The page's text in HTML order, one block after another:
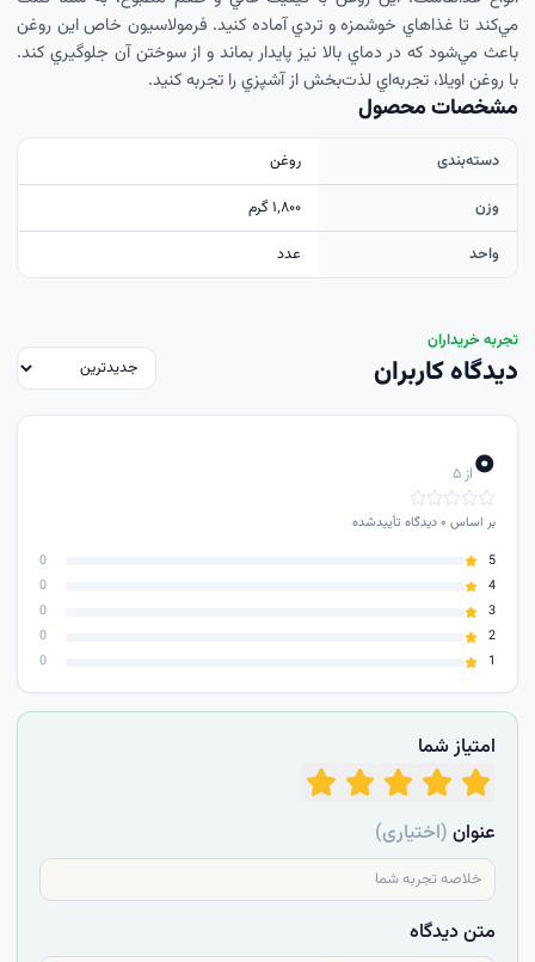
مي‌کند تا غذاهاي خوشمزه و تردي آماده کنيد. فرمولاسيون خاص اين روغن
باعث مي‌شود که در دماي بالا نيز پايدار بماند و از سوختن آن جلوگيري کند.
با روغن اويلا، تجربه‌اي لذت‌بخش از آشپزي را تجربه کنيد.
مشخصات محصول
دسته‌بندی
روغن
وزن
۱٬۸۰۰ گرم
واحد
عدد
تجربه خریداران
دیدگاه کاربران
۰از ۵
بر اساس ۰دیدگاه تأییدشده
5
0
4
0
3
0
2
0
1
0
امتیاز شما
عنوان(اختیاری)
متن دیدگاه